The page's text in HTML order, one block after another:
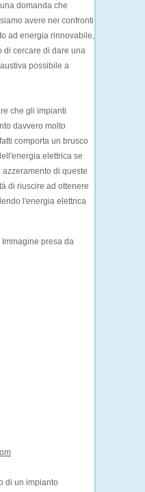
domanda che
avere nei confronti
ad energia rinnovabile,
di cercare di dare una
possibile a
che gli impianti
davvero molto
comporta un brusco
elettrica se
di queste
di riuscire ad ottenere
l'energia elettrica
Immagine presa da
di un impianto